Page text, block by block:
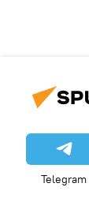
Telegram